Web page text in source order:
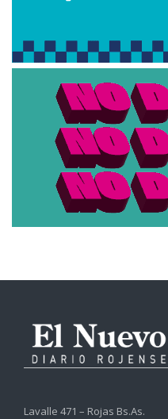
Lavalle 471 – Rojas Bs.As.